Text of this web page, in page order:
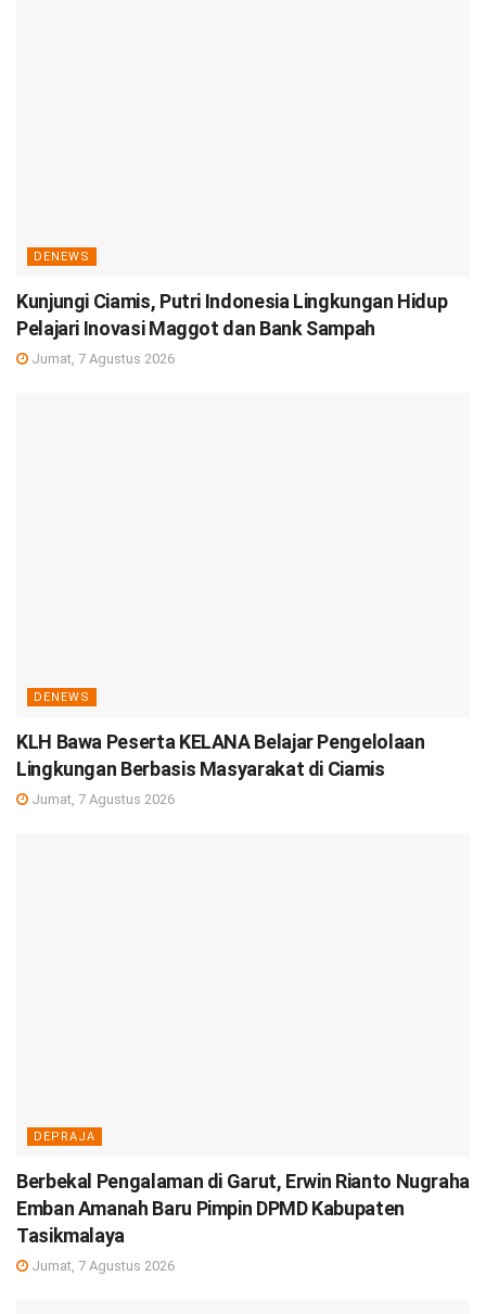
DENEWS
Kunjungi Ciamis, Putri Indonesia Lingkungan Hidup
Pelajari Inovasi Maggot dan Bank Sampah
Jumat, 7 Agustus 2026
DENEWS
KLH Bawa Peserta KELANA Belajar Pengelolaan
Lingkungan Berbasis Masyarakat di Ciamis
Jumat, 7 Agustus 2026
DEPRAJA
Berbekal Pengalaman di Garut, Erwin Rianto Nugraha
Emban Amanah Baru Pimpin DPMD Kabupaten
Tasikmalaya
Jumat, 7 Agustus 2026